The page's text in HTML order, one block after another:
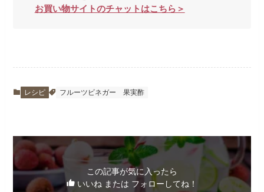
お買い物サイトのチャットはこちら＞
レシピ フルーツビネガー 果実酢
この記事が気に入ったら
いいね または フォローしてね！